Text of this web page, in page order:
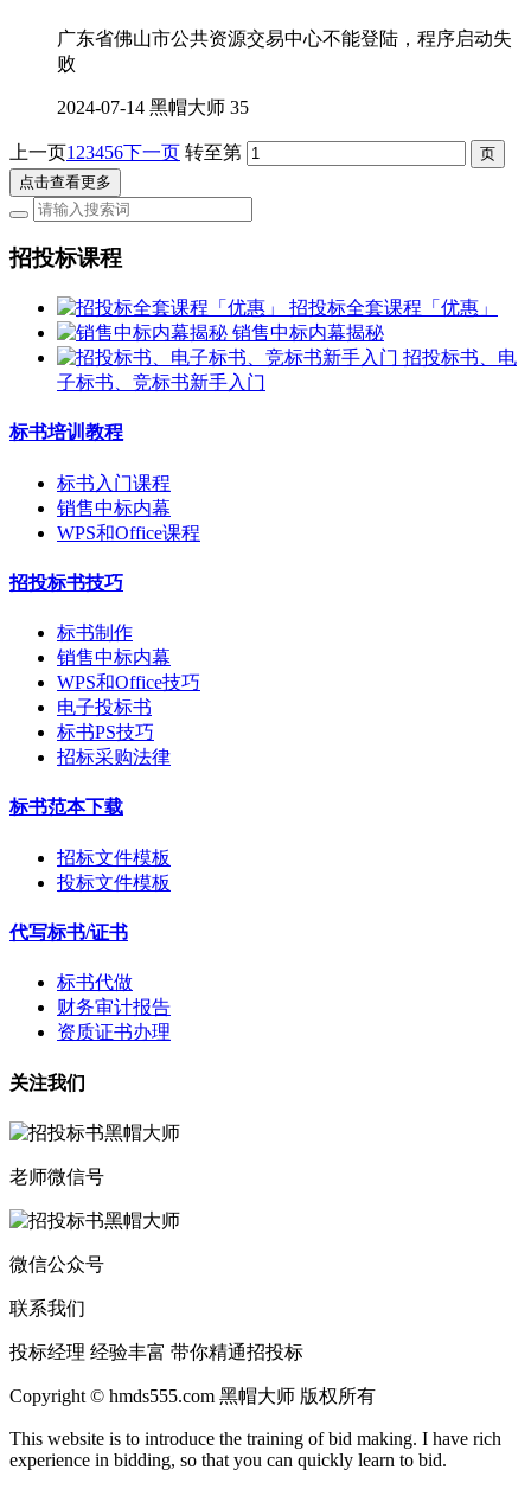
广东省佛山市公共资源交易中心不能登陆，程序启动失
败
2024-07-14 黑帽大师 35
上一页1 23456下一页 转至第
点击查看更多
招投标课程
招投标全套课程「优惠」
销售中标内幕揭秘
招投标书、电
子标书、竞标书新手入门
标书培训教程
标书入门课程
销售中标内幕
WPS和Office课程
招投标书技巧
标书制作
销售中标内幕
WPS和Office技巧
电子投标书
标书PS技巧
招标采购法律
标书范本下载
招标文件模板
投标文件模板
代写标书/证书
标书代做
财务审计报告
资质证书办理
关注我们
老师微信号
微信公众号
联系我们
投标经理 经验丰富 带你精通招投标
Copyright © hmds555.com 黑帽大师 版权所有
This website is to introduce the training of bid making. I have rich
experience in bidding, so that you can quickly learn to bid.